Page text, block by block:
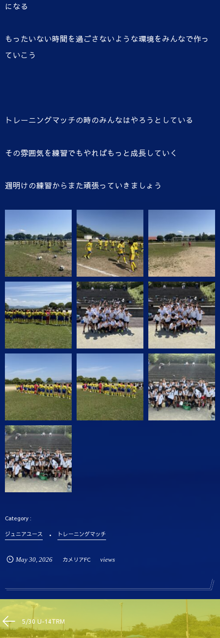
になる
もったいない時間を過ごさないような環境をみんなで作っ
ていこう
トレーニングマッチの時のみんなはやろうとしている
その雰囲気を練習でもやればもっと成長していく
週明けの練習からまた頑張っていきましょう
ジュニアユース トレーニングマッチ
May 30, 2026 カメリアFC views
5/30 U-14TRM